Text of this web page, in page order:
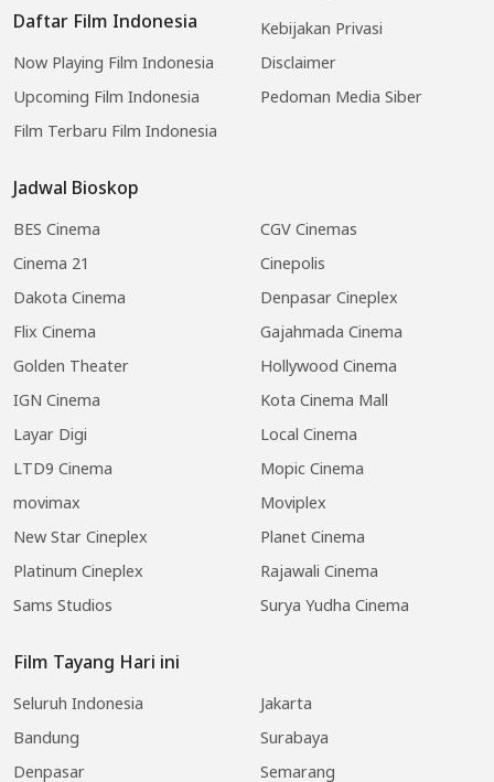
Daftar Film Indonesia
Now Playing Film Indonesia
Upcoming Film Indonesia
Film Terbaru Film Indonesia
Jadwal Bioskop
BES Cinema
CGV Cinemas
Cinema 21
Cinepolis
Dakota Cinema
Denpasar Cineplex
Flix Cinema
Gajahmada Cinema
Golden Theater
Hollywood Cinema
IGN Cinema
Kota Cinema Mall
Layar Digi
Local Cinema
LTD9 Cinema
Mopic Cinema
movimax
Moviplex
New Star Cineplex
Planet Cinema
Platinum Cineplex
Rajawali Cinema
Sams Studios
Surya Yudha Cinema
Film Tayang Hari ini
Seluruh Indonesia
Jakarta
Bandung
Surabaya
Denpasar
Semarang
Kebijakan Privasi
Disclaimer
Pedoman Media Siber